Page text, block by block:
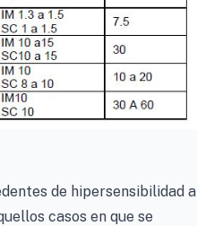
de hipersensibilidad a
casos en que se